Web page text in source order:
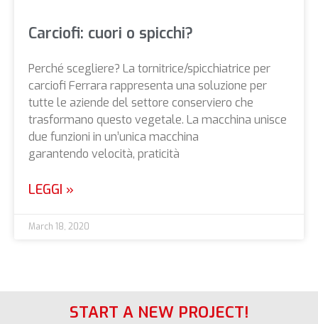
Carciofi: cuori o spicchi?
Perché scegliere? La tornitrice/spicchiatrice per
carciofi Ferrara rappresenta una soluzione per
tutte le aziende del settore conserviero che
trasformano questo vegetale. La macchina unisce
due funzioni in un’unica macchina
garantendo velocità, praticità
LEGGI »
March 18, 2020
START A NEW PROJECT!